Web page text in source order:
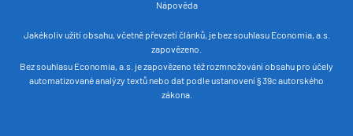
Nápověda
Jakékoliv užití obsahu, včetně převzetí článků, je bez souhlasu Economia, a.s.
zapovězeno.
Bez souhlasu Economia, a.s. je zapovězeno též rozmnožování obsahu pro účely
automatizované analýzy textů nebo dat podle ustanovení § 39c autorského
zákona.